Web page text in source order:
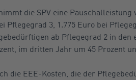
die SPV eine Pauschalleistung
Pflegegrad 3, 1.775 Euro bei
ab Pflegegrad 2 in
im dritten Jahr um 45 Prozent
die EEE-Kosten, die der